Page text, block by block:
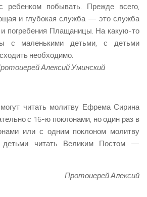
ребенком побывать. Прежде всего,
и глубокая служба — это служба
погребения Плащаницы. На какую-то
с маленькими детьми, с детьми
сходить необходимо.
Алексий Уминский
читать молитву Ефрема Сирина
с 16-ю поклонами, но один раз в
или с одним поклоном молитву
читать Великим Постом —
Алексий